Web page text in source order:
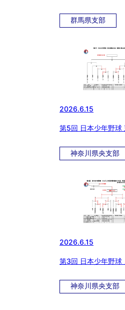
馬県支部予選
群馬県支部
2026.6.15
第5回 日本少年野球
神奈川県央支部
2026.6.15
第3回 日本少年野球
部予選
神奈川県央支部